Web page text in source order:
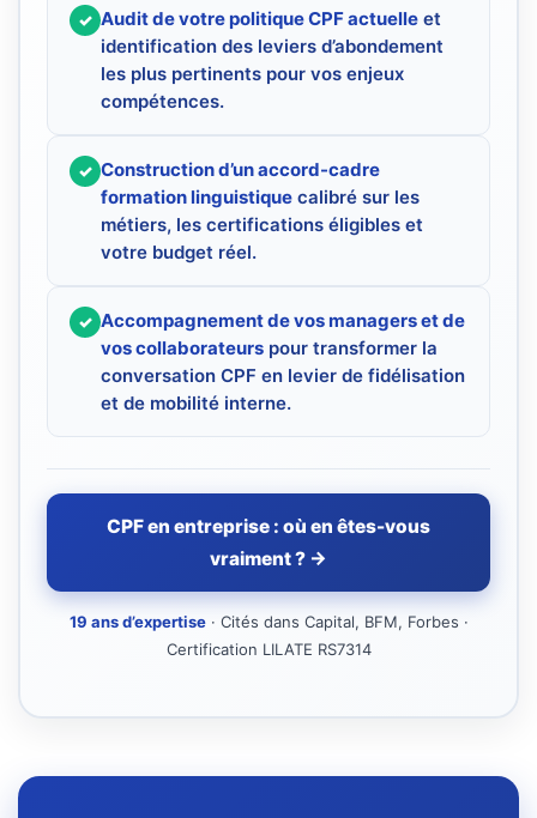
✓ Audit de votre politique CPF actuelle et
identification des leviers d’abondement
les plus pertinents pour vos enjeux
compétences.
✓ Construction d’un accord-cadre
formation linguistique calibré sur les
métiers, les certifications éligibles et
votre budget réel.
✓ Accompagnement de vos managers et de
vos collaborateurs pour transformer la
conversation CPF en levier de fidélisation
et de mobilité interne.
CPF en entreprise : où en êtes-vous
vraiment ? →
19 ans d’expertise· Cités dans Capital, BFM, Forbes ·
Certification LILATE RS7314